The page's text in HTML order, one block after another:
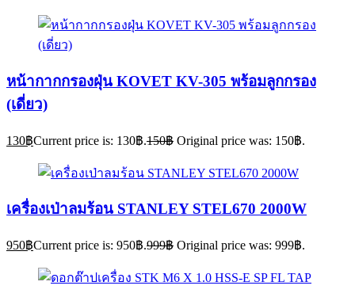
หน้ากากกรองฝุ่น KOVET KV-305 พร้อมลูกกรอง
(เดี่ยว)
130฿Current price is: 130฿.150฿ Original price was: 150฿.
เครื่องเป่าลมร้อน STANLEY STEL670 2000W
950฿Current price is: 950฿.999฿ Original price was: 999฿.